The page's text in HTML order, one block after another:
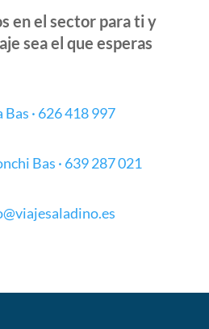
en el sector para ti y
sea el que esperas
Bas · 626 418 997
Bas · 639 287 021